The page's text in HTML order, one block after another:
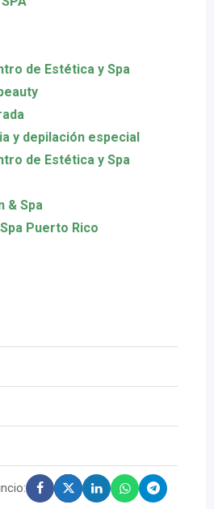
de Estética y Spa
y depilación especial
de Estética y Spa
& Spa
Puerto Rico